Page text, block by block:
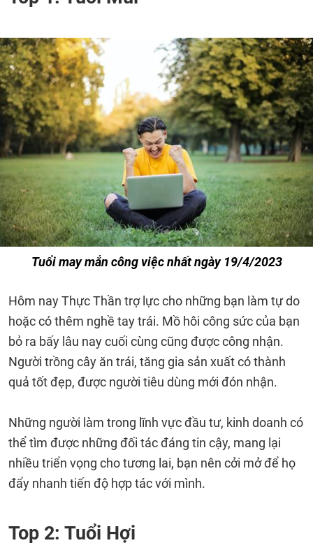
Tuổi may mắn công việc nhất ngày 19/4/2023
Hôm nay Thực Thần trợ lực cho những bạn làm tự do
hoặc có thêm nghề tay trái. Mồ hôi công sức của bạn
bỏ ra bấy lâu nay cuối cùng cũng được công nhận.
Người trồng cây ăn trái, tăng gia sản xuất có thành
quả tốt đẹp, được người tiêu dùng mới đón nhận.
Những người làm trong lĩnh vực đầu tư, kinh doanh có
thể tìm được những đối tác đáng tin cậy, mang lại
nhiều triển vọng cho tương lai, bạn nên cởi mở để họ
đẩy nhanh tiến độ hợp tác với mình.
Top 2: Tuổi Hợi